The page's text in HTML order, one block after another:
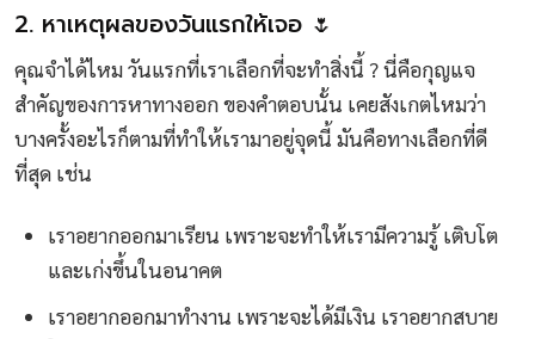
2. หาเหตุผลของวันแรกให้เจอ 🌷
คุณจำได้ไหม วันแรกที่เราเลือกที่จะทำสิ่งนี้ ? นี่คือกุญแจ
สำคัญของการหาทางออก ของคำตอบนั้น เคยสังเกตไหมว่า
บางครั้งอะไรก็ตามที่ทำให้เรามาอยู่จุดนี้ มันคือทางเลือกที่ดี
ที่สุด เช่น
เราอยากออกมาเรียน เพราะจะทำให้เรามีความรู้ เติบโต
และเก่งขึ้นในอนาคต
เราอยากออกมาทำงาน เพราะจะได้มีเงิน เราอยากสบาย